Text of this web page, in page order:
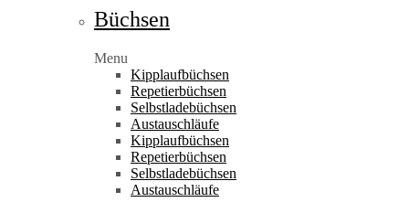
Büchsen
Menu
Kipplaufbüchsen
Repetierbüchsen
Selbstladebüchsen
Austauschläufe
Kipplaufbüchsen
Repetierbüchsen
Selbstladebüchsen
Austauschläufe